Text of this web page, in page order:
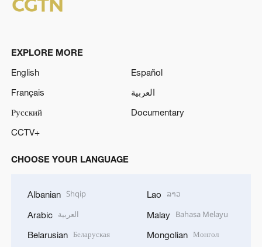
EXPLORE MORE
English
Español
Français
العربية
Русский
Documentary
CCTV+
CHOOSE YOUR LANGUAGE
Albanian Shqip
Arabic العربية
Belarusian Беларуская
Lao ລາວ
Malay Bahasa Melayu
Mongolian Монгол